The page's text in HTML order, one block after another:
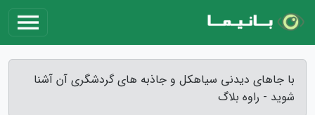
با جاهای دیدنی سیاهکل و جاذبه های گردشگری آن آشنا
شوید - راوه بلاگ